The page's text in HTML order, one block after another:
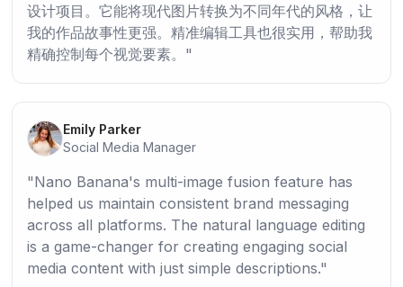
设计项目。它能将现代图片转换为不同年代的风格，让
我的作品故事性更强。精准编辑工具也很实用，帮助我
精确控制每个视觉要素。
Emily Parker
Social Media Manager
Nano Banana's multi-image fusion feature has
helped us maintain consistent brand messaging
across all platforms. The natural language editing
is a game-changer for creating engaging social
media content with just simple descriptions.